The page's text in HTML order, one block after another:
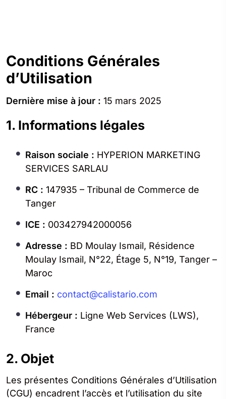
Conditions Générales
d’Utilisation
Dernière mise à jour : 15 mars 2025
1. Informations légales
Raison sociale : HYPERION MARKETING
SERVICES SARLAU
RC : 147935 – Tribunal de Commerce de
Tanger
ICE : 003427942000056
Adresse : BD Moulay Ismail, Résidence
Moulay Ismail, N°22, Étage 5, N°19, Tanger –
Maroc
Email : contact@calistario.com
Hébergeur : Ligne Web Services (LWS),
France
2. Objet
Les présentes Conditions Générales d’Utilisation
(CGU) encadrent l’accès et l’utilisation du site